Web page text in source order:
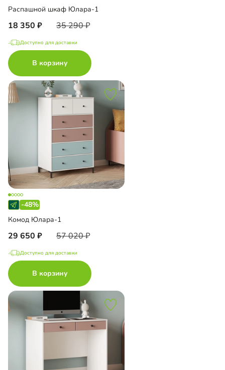
Распашной шкаф Юлара-1
18 350 35 290
Доступно для доставки
В корзину
-48%
Комод Юлара-1
29 650 57 020
Доступно для доставки
В корзину